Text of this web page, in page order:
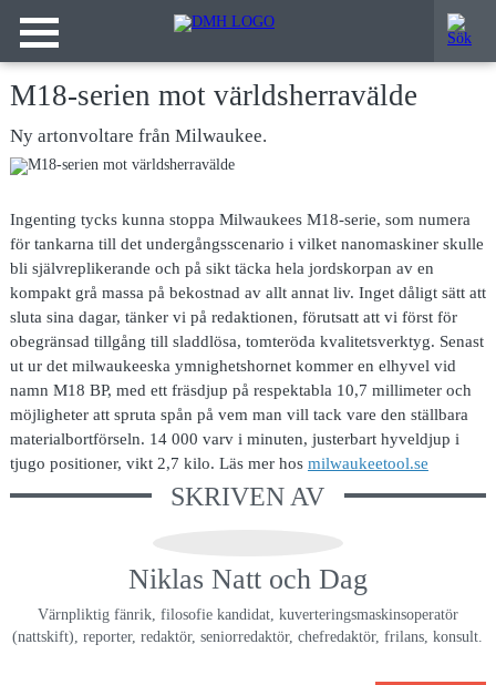
M18-serien mot världsherravälde
Ny artonvoltare från Milwaukee.
Ingenting tycks kunna stoppa Milwaukees M18-serie, som numera
för tankarna till det undergångsscenario i vilket nanomaskiner skulle
bli självreplikerande och på sikt täcka hela jordskorpan av en
kompakt grå massa på bekostnad av allt annat liv. Inget dåligt sätt att
sluta sina dagar, tänker vi på redaktionen, förutsatt att vi först för
obegränsad tillgång till sladdlösa, tomteröda kvalitetsverktyg. Senast
ut ur det milwaukeeska ymnighetshornet kommer en elhyvel vid
namn M18 BP, med ett fräsdjup på respektabla 10,7 millimeter och
möjligheter att spruta spån på vem man vill tack vare den ställbara
materialbortförseln. 14 000 varv i minuten, justerbart hyveldjup i
tjugo positioner, vikt 2,7 kilo. Läs mer hos milwaukeetool.se
SKRIVEN AV
Niklas Natt och Dag
Värnpliktig fänrik, filosofie kandidat, kuverteringsmaskinsoperatör
(nattskift), reporter, redaktör, seniorredaktör, chefredaktör, frilans, konsult.